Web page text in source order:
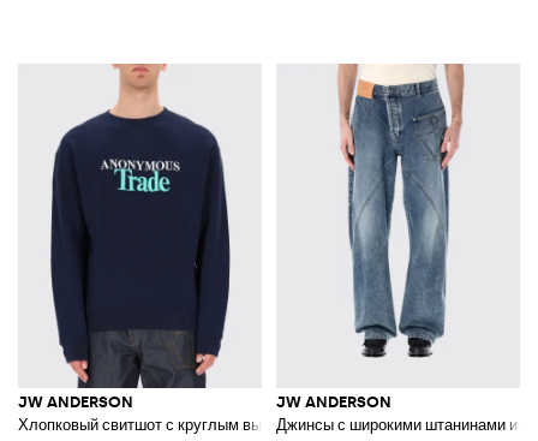
JW ANDERSON
Хлопковый свитшот с круглым вырезом
JW ANDERSON
Джинсы с широкими штанинами из